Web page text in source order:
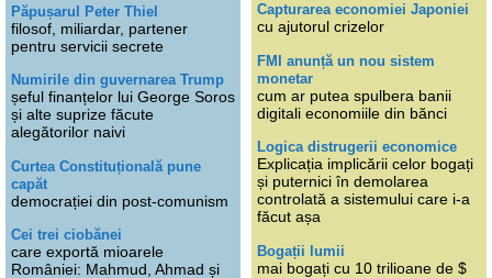
Păpușarul Peter Thiel
filosof, miliardar, partener
pentru servicii secrete
Numirile din guvernarea Trump
șeful finanțelor lui George Soros
și alte suprize făcute
alegătorilor naivi
Curtea Constituțională pune
capăt
democrației din post-comunism
Cei trei ciobănei
care exportă mioarele
României: Mahmud, Ahmad și
Capturarea economiei Japoniei
cu ajutorul crizelor
FMI anunță un nou sistem
monetar
cum ar putea spulbera banii
digitali economiile din bănci
Logica distrugerii economice
Explicația implicării celor bogați
și puternici în demolarea
controlată a sistemului care i-a
făcut așa
Bogații lumii
mai bogați cu 10 trilioane de $